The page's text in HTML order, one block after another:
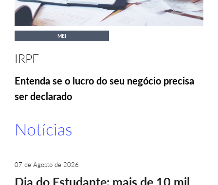
MEI
IRPF
Entenda se o lucro do seu negócio precisa
ser declarado
Notícias
07 de Agosto de 2026
Dia do Estudante: mais de 10 mil